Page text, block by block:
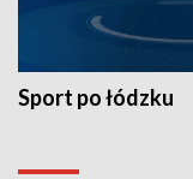
Sport po łódzku